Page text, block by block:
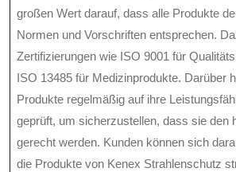
großen Wert darauf, dass alle Produkte
Normen und Vorschriften entsprechen.
Zertifizierungen wie ISO 9001 für
ISO 13485 für Medizinprodukte. Darüber
Produkte regelmäßig auf ihre
geprüft, um sicherzustellen, dass sie den
gerecht werden. Kunden können sich
die Produkte von Kenex Strahlenschutz